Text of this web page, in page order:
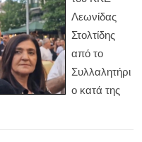
Λεωνίδας
Στολτίδης
από το
Συλλαλητήρι
ο κατά της